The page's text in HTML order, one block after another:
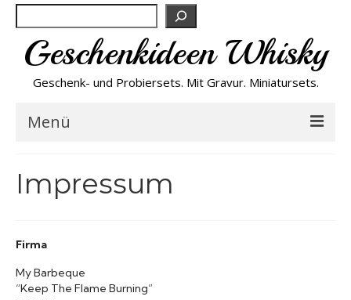
Suchen
Geschenkideen Whisky
Geschenk- und Probiersets. Mit Gravur. Miniatursets.
Menü
Personalisiert
Preishits
Impressum
Firma
My Barbeque
“Keep The Flame Burning”